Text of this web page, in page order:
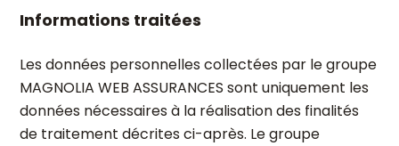
Informations traitées
Les données personnelles collectées par le groupe
MAGNOLIA WEB ASSURANCES sont uniquement les
données nécessaires à la réalisation des finalités
de traitement décrites ci-après. Le groupe